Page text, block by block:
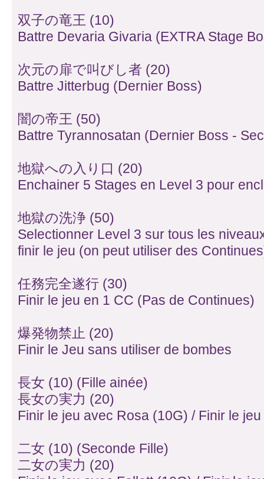
双子の竜王 (10)
Battre Devaria Givaria (EXTRA Stage
次元の扉で叫びし者 (20)
Battre Jitterbug (Dernier Boss)
闇の帝王 (50)
Battre Tyrannosatan (Dernier Boss -
地獄への入り口 (20)
Enchainer 5 Stages en Level 3 pour
地獄の洗浄 (50)
Selectionner Level 3 sur tous les
finir le jeu (on peut utiliser des
任務完全遂行 (30)
Finir le jeu en 1 CC (Pas de Continues)
爆発物禁止 (20)
Finir le Jeu sans utiliser de bombes
長女 (10) (Fille ainée)
長女の実力 (20)
Finir le jeu avec Rosa (10G) / Finir le
二女 (10) (Seconde Fille)
二女の実力 (20)